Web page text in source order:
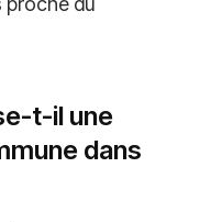
t-il une
dans